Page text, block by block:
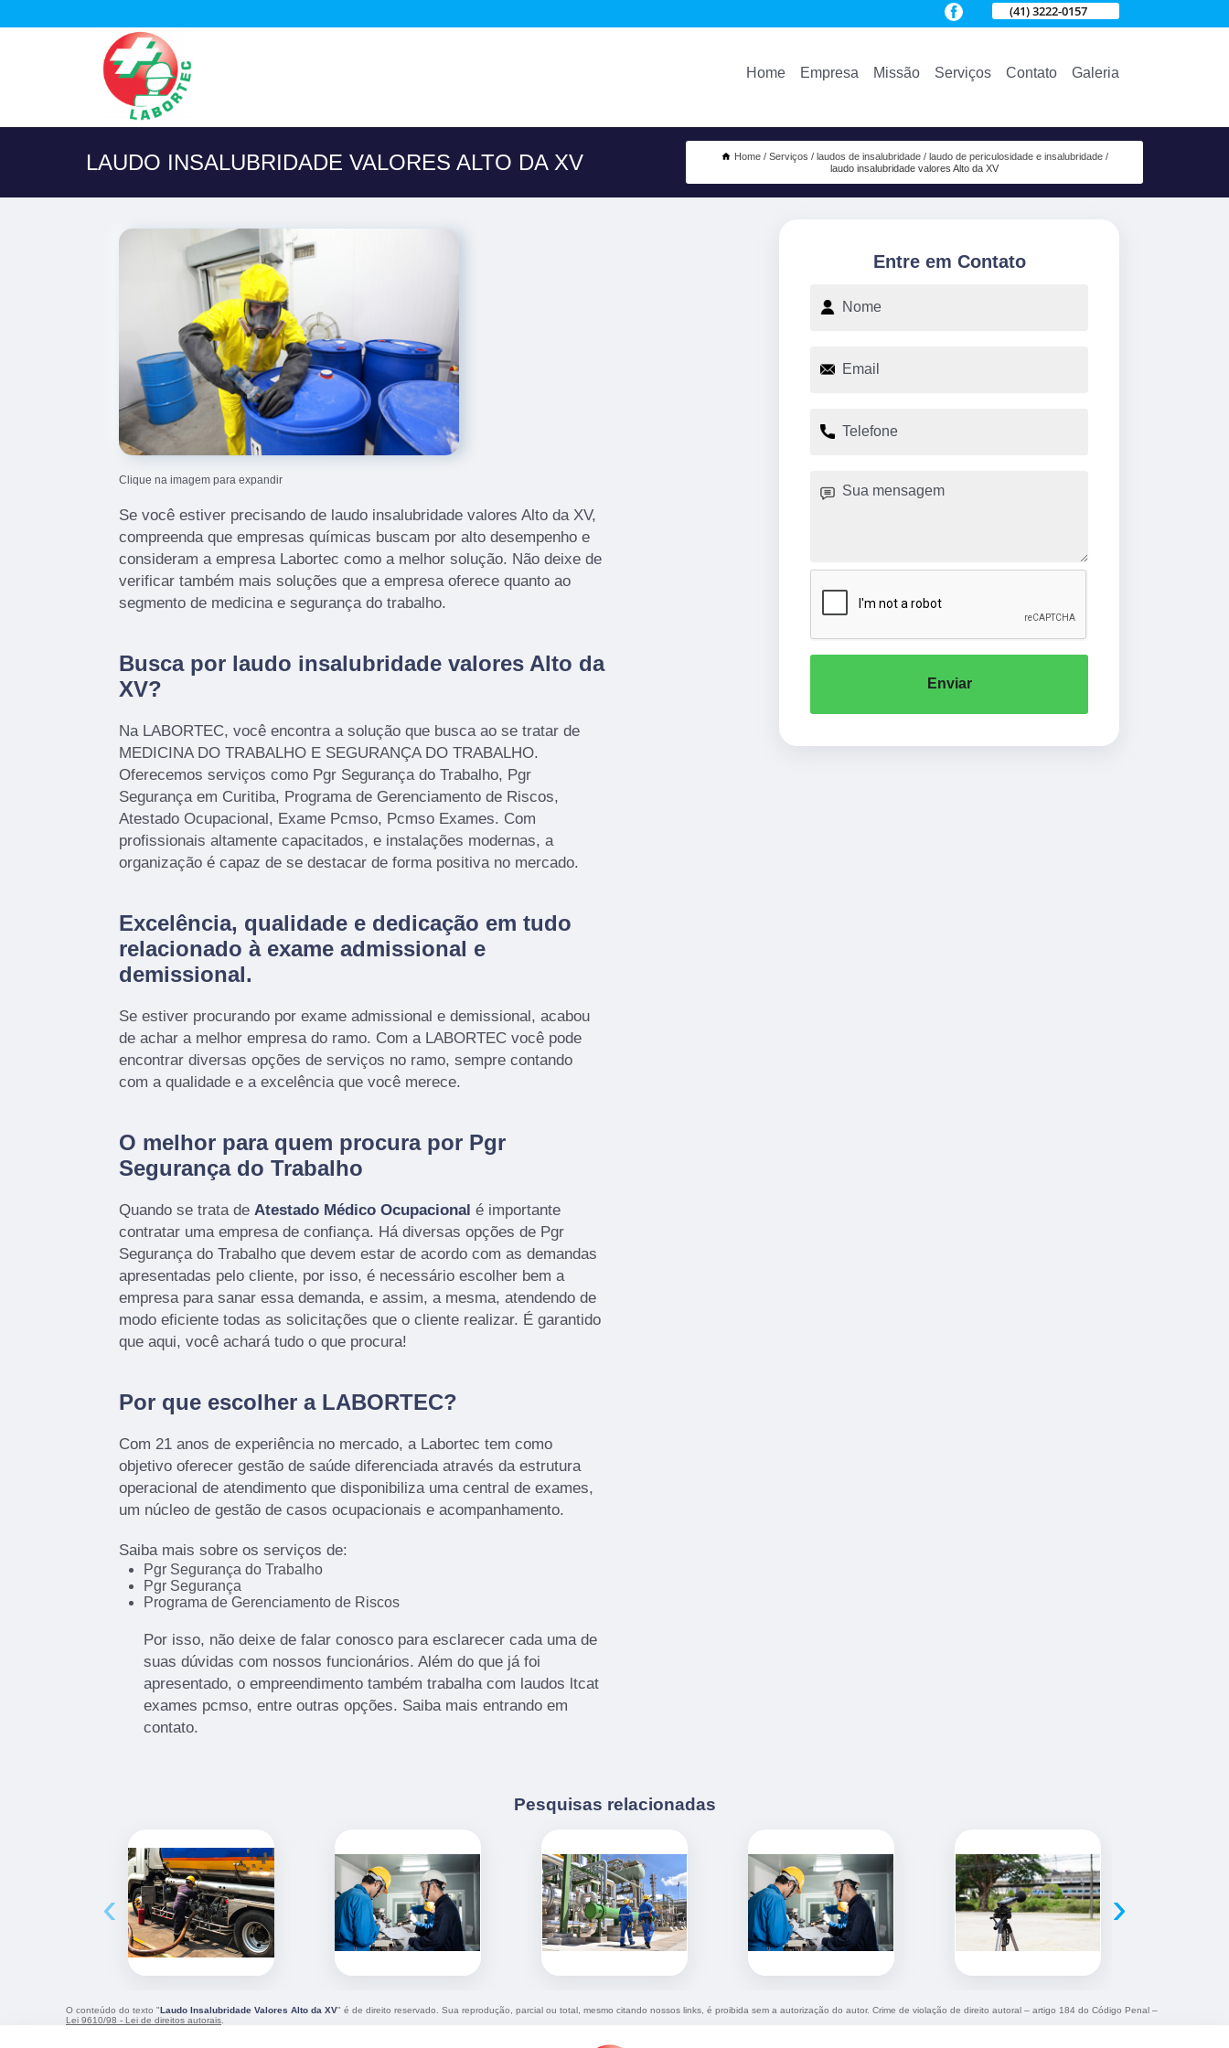
(41) 3222-0157
Home Empresa Missão Serviços Contato Galeria
LAUDO INSALUBRIDADE VALORES ALTO DA XV Home Serviços laudos de insalubridade
laudo de periculosidade e insalubridade
laudo insalubridade valores Alto da XV
Clique na imagem para expandir
Se você estiver precisando de laudo insalubridade valores Alto da XV,
compreenda que empresas químicas buscam por alto desempenho e
consideram a empresa Labortec como a melhor solução. Não deixe de
verificar também mais soluções que a empresa oferece quanto ao
segmento de medicina e segurança do trabalho.
Busca por laudo insalubridade valores Alto da
XV?
Na LABORTEC, você encontra a solução que busca ao se tratar de
MEDICINA DO TRABALHO E SEGURANÇA DO TRABALHO.
Oferecemos serviços como Pgr Segurança do Trabalho, Pgr
Segurança em Curitiba, Programa de Gerenciamento de Riscos,
Atestado Ocupacional, Exame Pcmso, Pcmso Exames. Com
profissionais altamente capacitados, e instalações modernas, a
organização é capaz de se destacar de forma positiva no mercado.
Excelência, qualidade e dedicação em tudo
relacionado à exame admissional e
demissional.
Se estiver procurando por exame admissional e demissional, acabou
de achar a melhor empresa do ramo. Com a LABORTEC você pode
encontrar diversas opções de serviços no ramo, sempre contando
com a qualidade e a excelência que você merece.
O melhor para quem procura por Pgr
Segurança do Trabalho
Quando se trata de Atestado Médico Ocupacional é importante
contratar uma empresa de confiança. Há diversas opções de Pgr
Segurança do Trabalho que devem estar de acordo com as demandas
apresentadas pelo cliente, por isso, é necessário escolher bem a
empresa para sanar essa demanda, e assim, a mesma, atendendo de
modo eficiente todas as solicitações que o cliente realizar. É garantido
que aqui, você achará tudo o que procura!
Por que escolher a LABORTEC?
Com 21 anos de experiência no mercado, a Labortec tem como
objetivo oferecer gestão de saúde diferenciada através da estrutura
operacional de atendimento que disponibiliza uma central de exames,
um núcleo de gestão de casos ocupacionais e acompanhamento.
Saiba mais sobre os serviços de:
Pgr Segurança do Trabalho
Pgr Segurança
Programa de Gerenciamento de Riscos
Por isso, não deixe de falar conosco para esclarecer cada uma de
suas dúvidas com nossos funcionários. Além do que já foi
apresentado, o empreendimento também trabalha com laudos ltcat
exames pcmso, entre outras opções. Saiba mais entrando em
contato.
Entre em Contato
Enviar
Pesquisas relacionadas
‹ ›
O conteúdo do texto "Laudo Insalubridade Valores Alto da XV" é de direito reservado. Sua reprodução, parcial ou total, mesmo citando nossos links, é proibida sem a autorização do autor. Crime de violação de direito autoral – artigo 184 do Código Penal –
Lei 9610/98 - Lei de direitos autorais